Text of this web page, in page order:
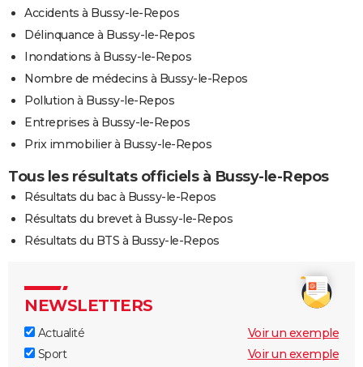
Accidents à Bussy-le-Repos
Délinquance à Bussy-le-Repos
Inondations à Bussy-le-Repos
Nombre de médecins à Bussy-le-Repos
Pollution à Bussy-le-Repos
Entreprises à Bussy-le-Repos
Prix immobilier à Bussy-le-Repos
Tous les résultats officiels à Bussy-le-Repos
Résultats du bac à Bussy-le-Repos
Résultats du brevet à Bussy-le-Repos
Résultats du BTS à Bussy-le-Repos
NEWSLETTERS
Actualité
Voir un exemple
Sport
Voir un exemple